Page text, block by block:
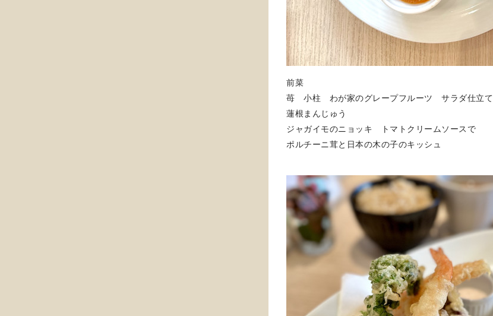
前菜
苺 小柱 わが家のグレープフルーツ サラダ仕立て
蓮根まんじゅう
ジャガイモのニョッキ トマトクリームソースで
ポルチーニ茸と日本の木の子のキッシュ